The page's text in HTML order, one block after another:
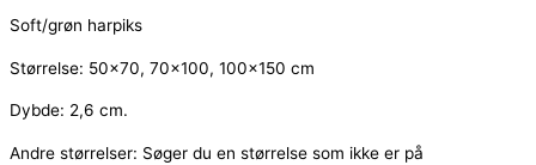
Soft/grøn harpiks
Størrelse: 50×70, 70×100, 100×150 cm
Dybde: 2,6 cm.
Andre størrelser: Søger du en størrelse som ikke er på